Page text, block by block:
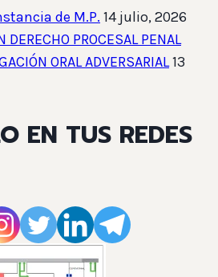
de M.P. 14 julio, 2026
DERECHO PROCESAL PENAL
ORAL ADVERSARIAL13
EN TUS REDES